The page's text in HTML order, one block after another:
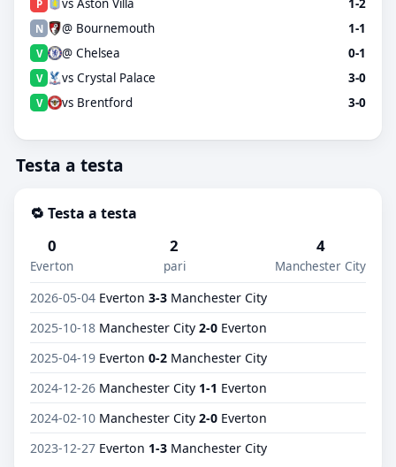
P vs Aston Villa 1-2
N @ Bournemouth 1-1
V @ Chelsea 0-1
V vs Crystal Palace 3-0
V vs Brentford 3-0
Testa a testa
🔁 Testa a testa
0
Everton
2
pari
4
Manchester City
2026-05-04 Everton 3-3 Manchester City
2025-10-18 Manchester City 2-0 Everton
2025-04-19 Everton 0-2 Manchester City
2024-12-26 Manchester City 1-1 Everton
2024-02-10 Manchester City 2-0 Everton
2023-12-27 Everton 1-3 Manchester City